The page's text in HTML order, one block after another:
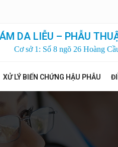
DA LIỄU – PHẪU
Cơ sở 1: Số 8 ngõ 26 Hoàng
XỬ LÝ BIẾN CHỨNG HẬU PHẪU